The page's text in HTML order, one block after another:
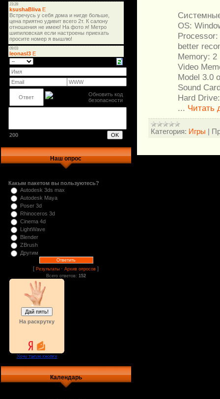
200
Наш опрос
Какым пакетом вы пользуютесь?
Autodesk 3ds max
Autodesk Maya
Poser 3d
Rhinoceros 3d
Cinema 4d
LightWave
Blender
ZBrush
Другим
[Результаты ·Архив опросов ]
Всего ответов: 152
На раскрутку
Календарь
OS:
better
Memory: 2
Video
Model 3.0
Sound
Hard
... Читать
Категория: Игры |